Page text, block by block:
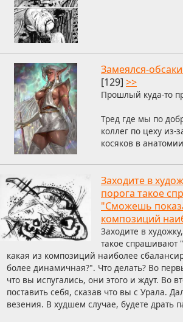
Замеялся-
[129] >>
Прошлый куда-то
Тред где мы по
коллег по цеху из-
косяков в анатомии
Заходите в
порога такое
"Сможешь
композиций
Заходите в
такое спрашивают
какая из композиций наиболее
более динамичная?". Что делать? Во
что вы испугались, они этого и ждут. Во
поставить себя, сказав что вы с Урала.
везения. В худшем случае, будете драть